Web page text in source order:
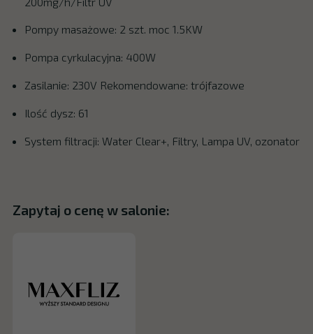
Pompy masażowe: 2 szt. moc 1.5KW
Pompa cyrkulacyjna: 400W
Zasilanie: 230V Rekomendowane: trójfazowe
Ilość dysz: 61
System filtracji: Water Clear+, Filtry, Lampa UV, ozonator
Zapytaj o cenę w salonie: